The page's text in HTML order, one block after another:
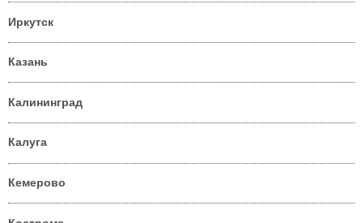
Иркутск
Казань
Калининград
Калуга
Кемерово